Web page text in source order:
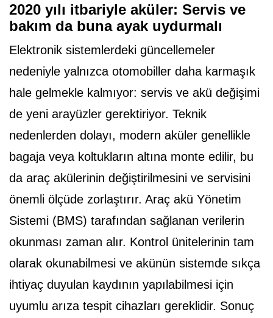
2020 yılı itbariyle aküler: Servis ve
bakım da buna ayak uydurmalı
Elektronik sistemlerdeki güncellemeler
nedeniyle yalnızca otomobiller daha karmaşık
hale gelmekle kalmıyor: servis ve akü değişimi
de yeni arayüzler gerektiriyor. Teknik
nedenlerden dolayı, modern aküler genellikle
bagaja veya koltukların altına monte edilir, bu
da araç akülerinin değiştirilmesini ve servisini
önemli ölçüde zorlaştırır. Araç akü Yönetim
Sistemi (BMS) tarafından sağlanan verilerin
okunması zaman alır. Kontrol ünitelerinin tam
olarak okunabilmesi ve akünün sistemde sıkça
ihtiyaç duyulan kaydının yapılabilmesi için
uyumlu arıza tespit cihazları gereklidir. Sonuç